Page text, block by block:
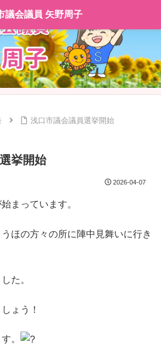
浅口市議会議員選挙開始
挙開始
2026-04-07
まっています。
ほの方々の所に陣中見舞いに行き
た。
ょう！
。
議会議員 矢野周子